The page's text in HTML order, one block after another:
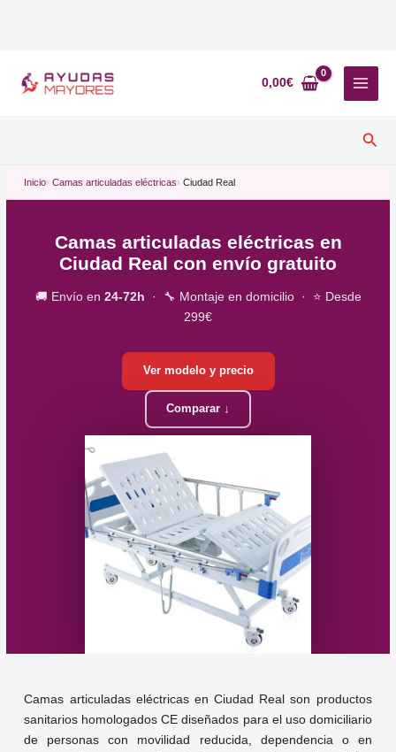
0,00€
Inicio Camas articuladas eléctricas Ciudad Real
Camas articuladas eléctricas en
Ciudad Real con envío gratuito
🚚 Envío en 24-72h · 🔧 Montaje en domicilio · ⭐ Desde
299€
Ver modelo y precio
Comparar ↓
Camas articuladas eléctricas en Ciudad Real son productos
sanitarios homologados CE diseñados para el uso domiciliario
de personas con movilidad reducida, dependencia o en